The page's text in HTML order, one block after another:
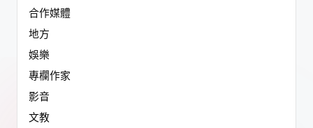
合作媒體
地方
娛樂
專欄作家
影音
文教